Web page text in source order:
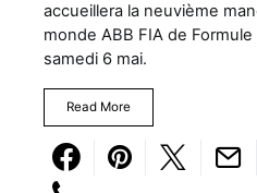
accueillera la neuvième
monde ABB FIA de
samedi 6 mai.
Read More